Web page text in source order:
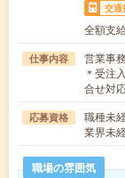
交通
全額支
仕事内容
営業事務
＊受注
合せ対
応募資格
職種未
業界未
職場の雰囲気